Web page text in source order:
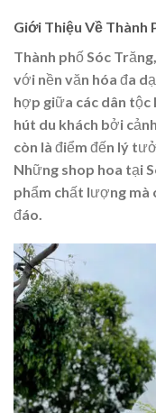
Giới Thiệu Về Thành
Thành phố Sóc
với nền văn hóa đa
hợp giữa các dân tộc
hút du khách bởi
còn là điểm đến lý
Những shop hoa tại
phẩm chất lượng mà
đáo.